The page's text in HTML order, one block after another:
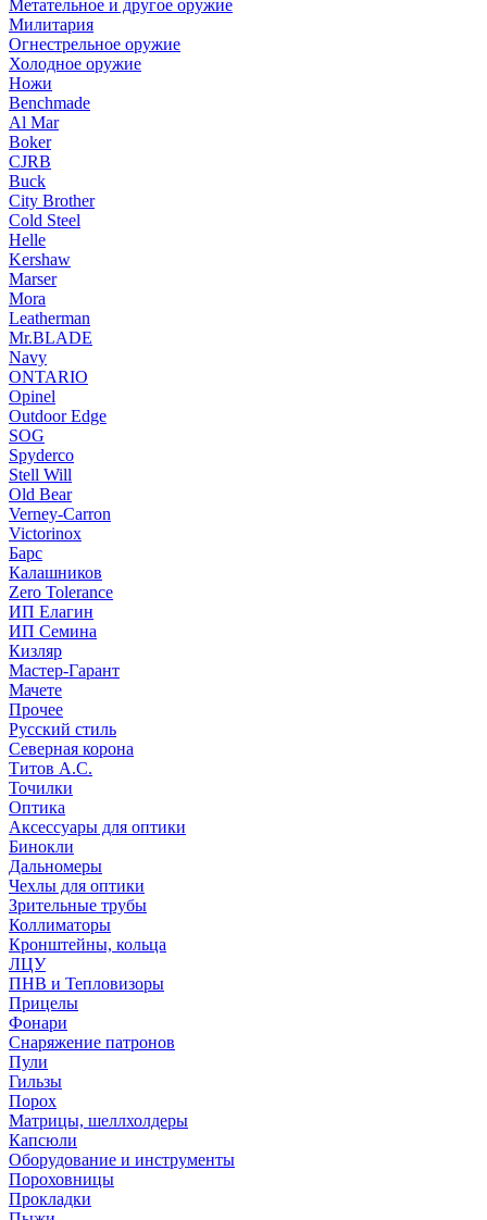
Метательное и другое оружие
Милитария
Огнестрельное оружие
Холодное оружие
Ножи
Benchmade
Al Mar
Boker
CJRB
Buck
City Brother
Cold Steel
Helle
Kershaw
Marser
Mora
Leatherman
Mr.BLADE
Navy
ONTARIO
Opinel
Outdoor Edge
SOG
Spyderco
Stell Will
Old Bear
Verney-Carron
Victorinox
Барс
Калашников
Zero Tolerance
ИП Елагин
ИП Семина
Кизляр
Мастер-Гарант
Мачете
Прочее
Русский стиль
Северная корона
Титов А.С.
Точилки
Оптика
Аксессуары для оптики
Бинокли
Дальномеры
Чехлы для оптики
Зрительные трубы
Коллиматоры
Кронштейны, кольца
ЛЦУ
ПНВ и Тепловизоры
Прицелы
Фонари
Снаряжение патронов
Пули
Гильзы
Порох
Матрицы, шеллхолдеры
Капсюли
Оборудование и инструменты
Пороховницы
Прокладки